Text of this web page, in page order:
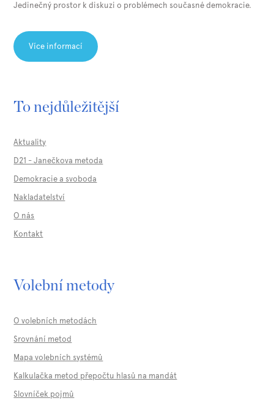
Jedinečný prostor k diskuzi o problémech současné demokracie.
Více informací
To nejdůležitější
Aktuality
D21 - Janečkova metoda
Demokracie a svoboda
Nakladatelství
O nás
Kontakt
Volební metody
O volebních metodách
Srovnání metod
Mapa volebních systémů
Kalkulačka metod přepočtu hlasů na mandát
Slovníček pojmů